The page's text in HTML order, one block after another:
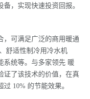
，实现快速投资回报。
，可满足广泛的商用暖通
舒适性制冷用冷水机
系统等。与多家领先 暖
证了该技术的价值，在真
10% 的节能效果。